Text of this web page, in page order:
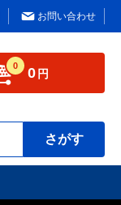
お問い合わせ
0 0 円
さがす